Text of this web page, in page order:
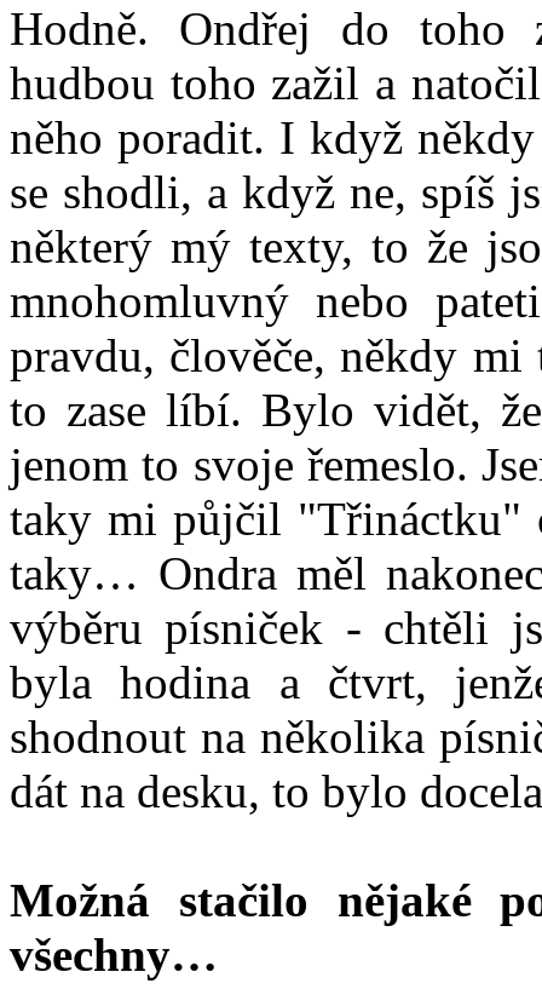
Hodně. Ondřej do toho
hudbou toho zažil a
něho poradit. I když
se shodli, a když ne, spíš
některý mý texty, to že
mnohomluvný nebo
pravdu, člověče, někdy
to zase líbí. Bylo vidět,
jenom to svoje řemeslo.
taky mi půjčil
taky… Ondra měl
výběru písniček - chtěli
byla hodina a čtvrt,
shodnout na několika
dát na desku, to bylo
Možná stačilo nějaké
všechny…